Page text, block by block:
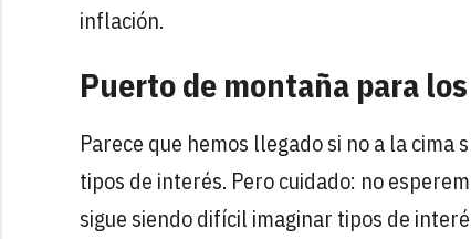
inflación.
Puerto de montaña para
Parece que hemos llegado si no a la
tipos de interés. Pero cuidado: no
sigue siendo difícil imaginar tipos de